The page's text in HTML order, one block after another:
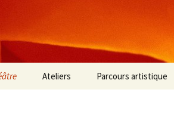
Ateliers Parcours artistique